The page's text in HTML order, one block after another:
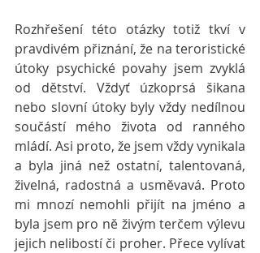
Rozhřešení této otázky totiž tkví v
pravdivém přiznání, že na teroristické
útoky psychické povahy jsem zvyklá
od dětství. Vždyť úzkoprsá šikana
nebo slovní útoky byly vždy nedílnou
součástí mého života od ranného
mládí. Asi proto, že jsem vždy vynikala
a byla jiná než ostatní, talentovaná,
živelná, radostná a usměvavá. Proto
mi mnozí nemohli přijít na jméno a
byla jsem pro ně živým terčem výlevu
jejich nelibostí či proher. Přece vylívat